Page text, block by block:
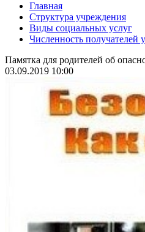
Главная
Структура учреждения
Виды социальных услуг
Численность получателей
Памятка для родителей об
03.09.2019 10:00